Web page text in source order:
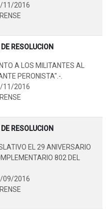
11/2016
RESOLUCION
A LOS MILITANTES AL
PERONISTA".-.
11/2016
RESOLUCION
EL 29 ANIVERSARIO
802 DEL
09/2016